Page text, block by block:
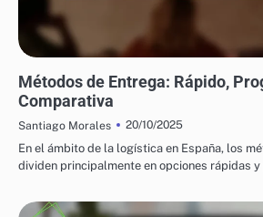
Métodos de Entrega: Rápido,
Comparativa
Santiago Morales
20/10/2025
En el ámbito de la logística en España, los
dividen principalmente en opciones rápidas